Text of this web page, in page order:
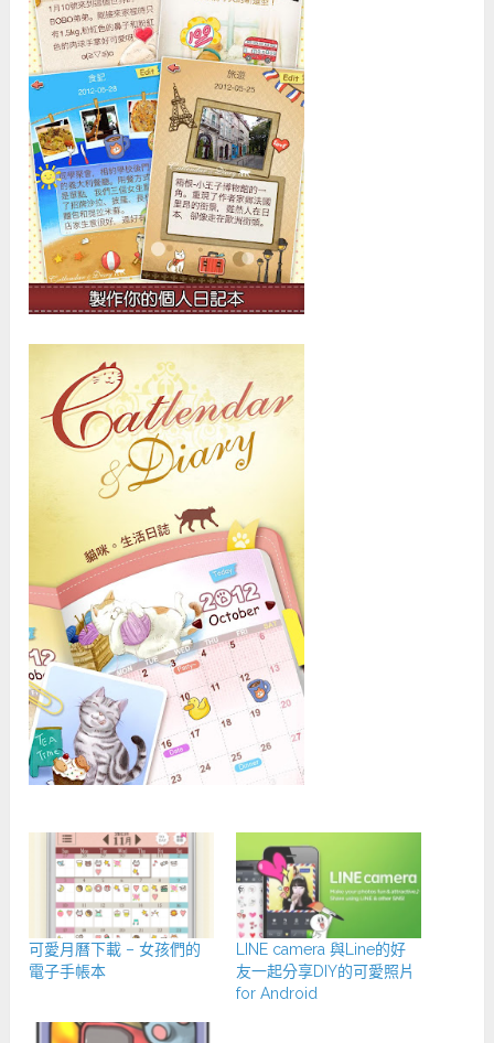
可愛月曆下載 – 女孩們的
電子手帳本
LINE camera 與Line的好
友一起分享DIY的可愛照片
for Android